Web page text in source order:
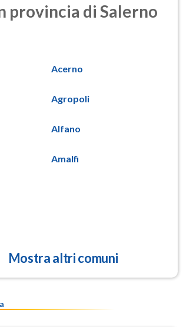
provincia di Salerno
Acerno
Agropoli
Alfano
Amalfi
Mostra altri comuni